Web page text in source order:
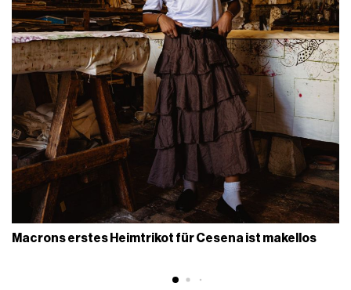
Macrons erstes Heimtrikot für Cesena ist makellos